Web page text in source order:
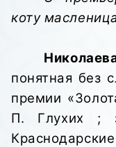
коту
понятная без
премии
П. Глухих ;